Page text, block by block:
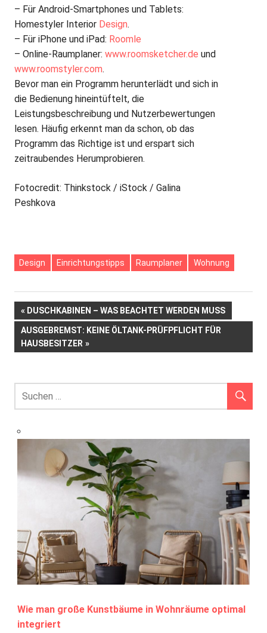
– Für Android-Smartphones und Tablets:
Homestyler Interior Design.
– Für iPhone und iPad: Roomle
– Online-Raumplaner: www.roomsketcher.de und
www.roomstyler.com.
Bevor man ein Programm herunterlädt und sich in
die Bedienung hineintüftelt, die
Leistungsbeschreibung und Nutzerbewertungen
lesen. Häufig erkennt man da schon, ob das
Programm das Richtige ist und erspart sich
zeitraubendes Herumprobieren.
Fotocredit: Thinkstock / iStock / Galina
Peshkova
Design Einrichtungstipps Raumplaner Wohnung
Beitrags-
Navigation
VORHERIGER
BEITRAG:
DUSCHKABINEN – WAS BEACHTET WERDEN MUSS
NÄCHSTER
BEITRAG:
AUSGEBREMST: KEINE ÖLTANK-PRÜFPFLICHT FÜR
HAUSBESITZER
Wie man große Kunstbäume in Wohnräume optimal
integriert